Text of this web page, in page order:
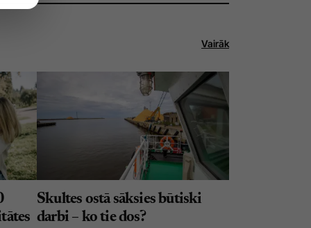
Vairāk
Skultes ostā sāksies būtiski
darbi – ko tie dos?